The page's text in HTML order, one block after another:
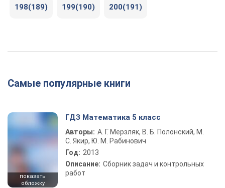
198(189) 199(190) 200(191)
Самые популярные книги
показать
обложку
ГДЗ Математика 5 класс
Авторы: А. Г. Мерзляк, В. Б. Полонский, М.
С. Якир, Ю. М. Рабинович
Год: 2013
Описание: Сборник задач и контрольных
работ